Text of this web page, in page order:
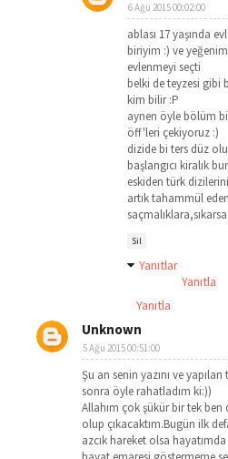
6 Ağu 2015 00:02:00
ablası 17 yaşında
biriyim :) ve
evlenmeyi seçti
belki de teyzesi
kim bilir :P
aynen öyle bölüm
öff'leri çekiyoruz :)
dizide bi ters düz
başlangıcı kiralık
eskiden türk
artık tahammül
Sil
Yanıtlar
Yanıtla
Yanıtla
Unknown
5 Ağu 2015 00:51:00
Şu an senin yazını ve
sonra öyle rahatladım ki:))
Allahım çok şükür bir tek ben
olup çıkacaktım.Bugün ilk
azcık hareket olsa